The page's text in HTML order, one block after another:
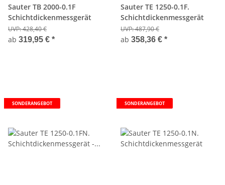
Sauter TB 2000-0.1F
Schichtdickenmessgerät
UVP:428,40 €
ab 319,95 € *
Sauter TE 1250-0.1F.
Schichtdickenmessgerät
UVP:487,90 €
ab 358,36 € *
SONDERANGEBOT SONDERANGEBOT